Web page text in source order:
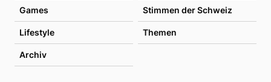
Games Stimmen der Schweiz
Lifestyle Themen
Archiv